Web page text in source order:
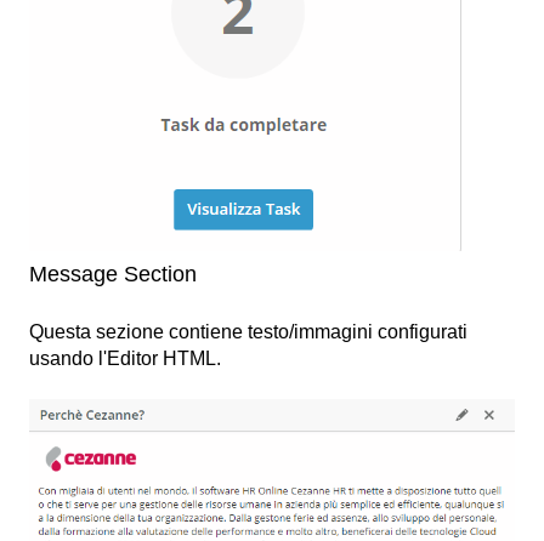
Message Section
Questa sezione contiene testo/immagini configurati
usando l'Editor HTML.